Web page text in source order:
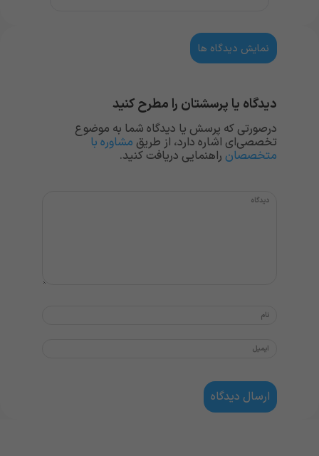
نمایش دیدگاه ها
دیدگاه یا پرسشتان را مطرح کنید
درصورتی که پرسش یا دیدگاه شما به موضوع
تخصصی‌ای اشاره دارد، از طریق مشاوره با
متخصصان راهنمایی دریافت کنید.